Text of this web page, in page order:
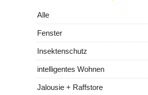
Alle
Fenster
Insektenschutz
intelligentes Wohnen
Jalousie + Raffstore